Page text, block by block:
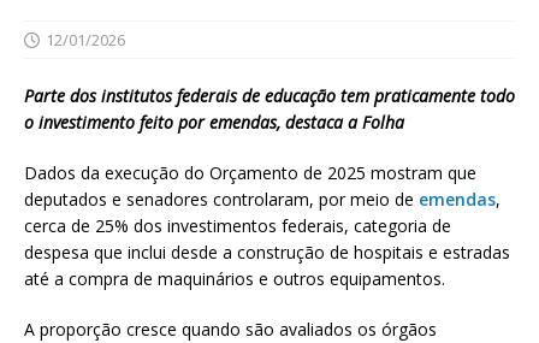
12/01/2026
Parte dos institutos federais de educação tem praticamente todo
o investimento feito por emendas, destaca a Folha
Dados da execução do Orçamento de 2025 mostram que
deputados e senadores controlaram, por meio de emendas,
cerca de 25% dos investimentos federais, categoria de
despesa que inclui desde a construção de hospitais e estradas
até a compra de maquinários e outros equipamentos.
A proporção cresce quando são avaliados os órgãos